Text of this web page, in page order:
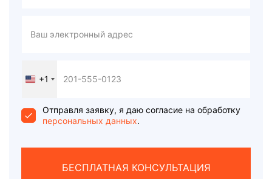
United
+1
+1
Отправля заявку, я даю согласие на обработку
персональных данных.
БЕСПЛАТНАЯ КОНСУЛЬТАЦИЯ